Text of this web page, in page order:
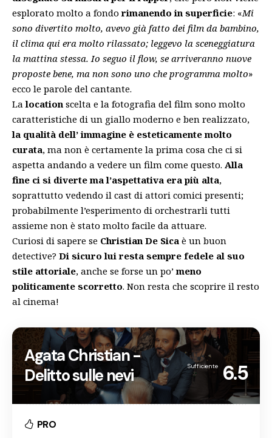
esplorato molto a fondorimanendo in superficie: «Mi
sono divertito molto, avevo già fatto dei film da bambino,
il clima qui era molto rilassato; leggevo la sceneggiatura
la mattina stessa. Io seguo il flow, se arriveranno nuove
proposte bene, ma non sono uno che programma molto»
ecco le parole del cantante.
La location scelta e la fotografia del film sono molto
caratteristiche di un giallo moderno e ben realizzato,
la qualità dell’ immagine è esteticamente molto
curata, ma non è certamente la prima cosa che ci si
aspetta andando a vedere un film come questo. Alla
fine ci si diverte ma l’aspettativa era più alta,
soprattutto vedendo il cast di attori comici presenti;
probabilmente l’esperimento di orchestrarli tutti
assieme non è stato molto facile da attuare.
Curiosi di sapere se Christian De Sica è un buon
detective? Di sicuro lui resta sempre fedele al suo
stile attoriale, anche se forse un po’meno
politicamente scorretto. Non resta che scoprire il resto
al cinema!
Agata Christian -
Delitto sulle nevi
Sufficiente 6.5
PRO